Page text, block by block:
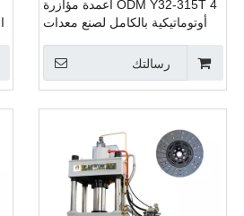
ODM Y32-315T 4 أعمدة مؤازرة
أوتوماتيكية بالكامل لصنع معدات
الهيدروليكي
رسالتك